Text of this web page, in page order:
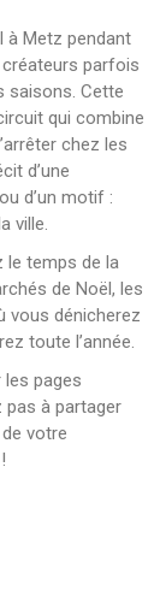
à Metz pendant
créateurs parfois
saisons. Cette
qui combine
chez les
d’une
d’un motif :
ville.
le temps de la
de Noël, les
vous dénicherez
toute l’année.
pages
pas à partager
votre